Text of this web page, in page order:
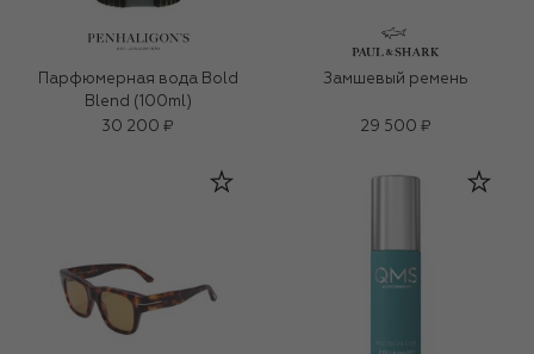
Парфюмерная вода Bold
Blend (100ml)
30 200 ₽
Замшевый ремень
29 500 ₽